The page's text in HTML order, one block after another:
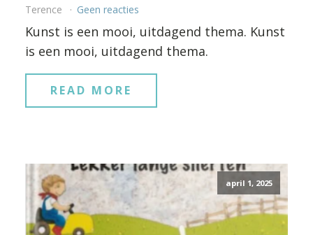
Terence Geen reacties
Kunst is een mooi, uitdagend thema. Kunst
is een mooi, uitdagend thema.
READ MORE
april 1, 2025